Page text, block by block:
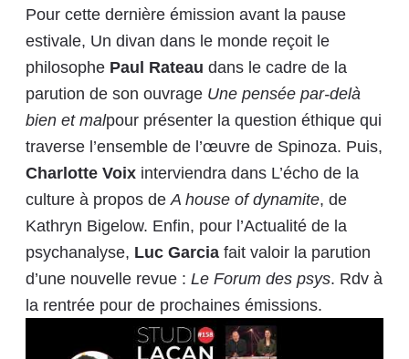
Pour cette dernière émission avant la pause
estivale, Un divan dans le monde reçoit le
philosophe Paul Rateau dans le cadre de la
parution de son ouvrage Une pensée par-delà
bien et malpour présenter la question éthique qui
traverse l’ensemble de l’œuvre de Spinoza. Puis,
Charlotte Voix interviendra dans L’écho de la
culture à propos deA house of dynamite, de
Kathryn Bigelow. Enfin, pour l’Actualité de la
psychanalyse, Luc Garcia fait valoir la parution
d’une nouvelle revue : Le Forum des psys. Rdv à
la rentrée pour de prochaines émissions.